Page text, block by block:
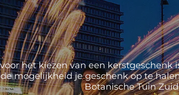
het kiezen van een kerstgeschenk
mogelijkheid je geschenk op te
Botanische Tuin